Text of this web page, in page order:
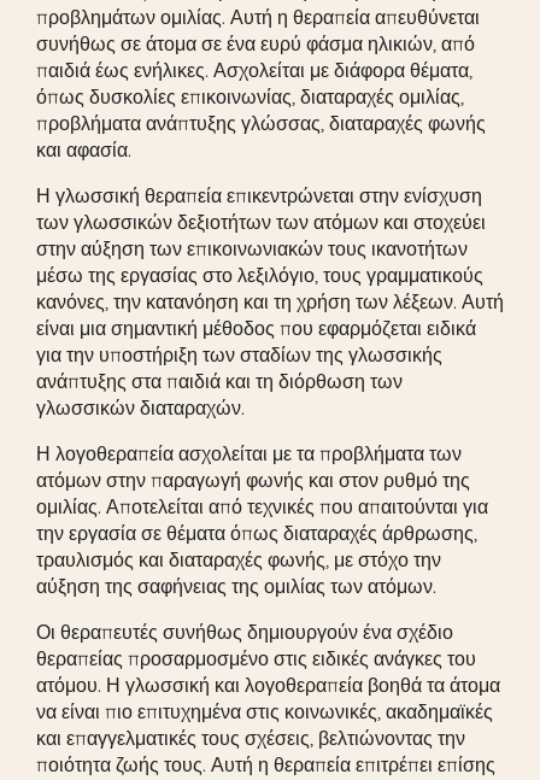
προβλημάτων ομιλίας. Αυτή η θεραπεία απευθύνεται
συνήθως σε άτομα σε ένα ευρύ φάσμα ηλικιών, από
παιδιά έως ενήλικες. Ασχολείται με διάφορα θέματα,
όπως δυσκολίες επικοινωνίας, διαταραχές ομιλίας,
προβλήματα ανάπτυξης γλώσσας, διαταραχές φωνής
και αφασία.
Η γλωσσική θεραπεία επικεντρώνεται στην ενίσχυση
των γλωσσικών δεξιοτήτων των ατόμων και στοχεύει
στην αύξηση των επικοινωνιακών τους ικανοτήτων
μέσω της εργασίας στο λεξιλόγιο, τους γραμματικούς
κανόνες, την κατανόηση και τη χρήση των λέξεων. Αυτή
είναι μια σημαντική μέθοδος που εφαρμόζεται ειδικά
για την υποστήριξη των σταδίων της γλωσσικής
ανάπτυξης στα παιδιά και τη διόρθωση των
γλωσσικών διαταραχών.
Η λογοθεραπεία ασχολείται με τα προβλήματα των
ατόμων στην παραγωγή φωνής και στον ρυθμό της
ομιλίας. Αποτελείται από τεχνικές που απαιτούνται για
την εργασία σε θέματα όπως διαταραχές άρθρωσης,
τραυλισμός και διαταραχές φωνής, με στόχο την
αύξηση της σαφήνειας της ομιλίας των ατόμων.
Οι θεραπευτές συνήθως δημιουργούν ένα σχέδιο
θεραπείας προσαρμοσμένο στις ειδικές ανάγκες του
ατόμου. Η γλωσσική και λογοθεραπεία βοηθά τα άτομα
να είναι πιο επιτυχημένα στις κοινωνικές, ακαδημαϊκές
και επαγγελματικές τους σχέσεις, βελτιώνοντας την
ποιότητα ζωής τους. Αυτή η θεραπεία επιτρέπει επίσης